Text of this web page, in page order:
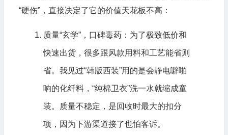
“硬伤”，直接决定了它的价值天花板不高：
质量“玄学”，口碑毒药：为了极致低价和
快速出货，很多跟风款用料和工艺能省则
省。我见过“韩版西装”用的是会静电噼啪
响的化纤料，“纯棉卫衣”洗一水就缩成童
装。质量不稳定，是回收时最大的扣分
项，因为下游渠道接了也怕客诉。